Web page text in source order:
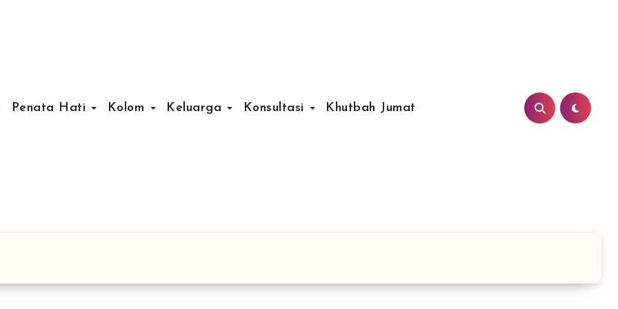
Penata Hati Kolom Keluarga Konsultasi Khutbah Jumat